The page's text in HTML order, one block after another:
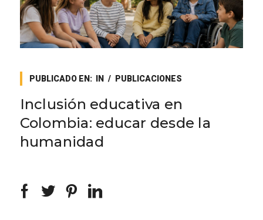
PUBLICADO EN: IN PUBLICACIONES
Inclusión educativa en
Colombia: educar desde la
humanidad